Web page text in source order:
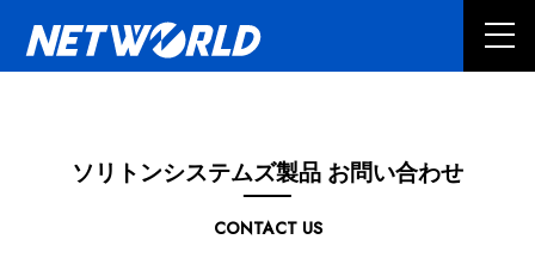
CONTACT US
ソリトンシステムズ製品 お問い合わせ